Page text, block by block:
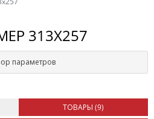
313X257
параметров
ТОВАРЫ (9)